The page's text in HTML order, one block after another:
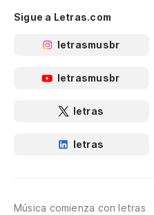
Sigue a Letras.com
letrasmusbr
letrasmusbr
letras
letras
Música comienza con letras